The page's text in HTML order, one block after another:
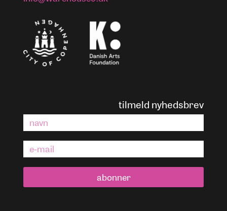
tilmeld nyhedsbrev
abonner